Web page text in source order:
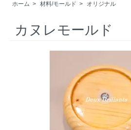
ホーム > 材料/モールド > オリジナル
カヌレモールド